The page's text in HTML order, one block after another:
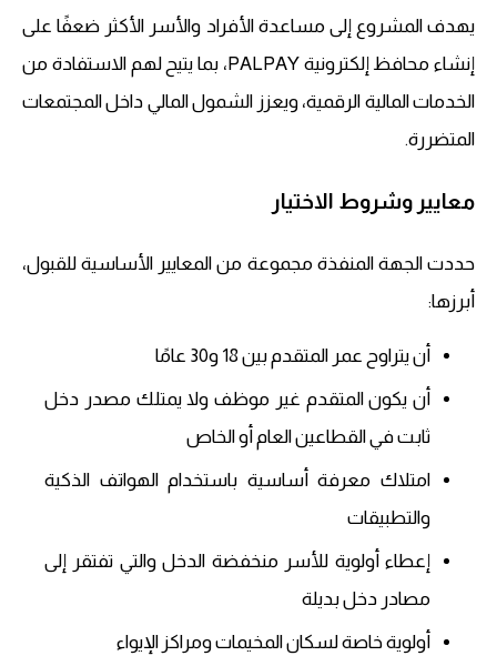
يهدف المشروع إلى مساعدة الأفراد والأسر الأكثر ضعفًا على
إنشاء محافظ إلكترونية PALPAY، بما يتيح لهم الاستفادة من
الخدمات المالية الرقمية، ويعزز الشمول المالي داخل المجتمعات
المتضررة.
معايير وشروط الاختيار
حددت الجهة المنفذة مجموعة من المعايير الأساسية للقبول،
أبرزها:
أن يتراوح عمر المتقدم بين 18 و30 عامًا
أن يكون المتقدم غير موظف ولا يمتلك مصدر دخل
ثابت في القطاعين العام أو الخاص
امتلاك معرفة أساسية باستخدام الهواتف الذكية
والتطبيقات
إعطاء أولوية للأسر منخفضة الدخل والتي تفتقر إلى
مصادر دخل بديلة
أولوية خاصة لسكان المخيمات ومراكز الإيواء